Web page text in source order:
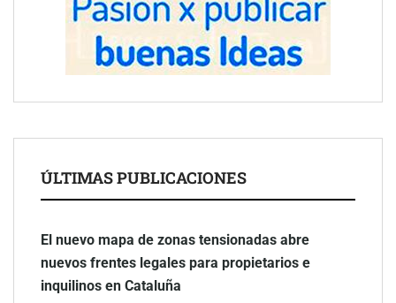
ÚLTIMAS PUBLICACIONES
El nuevo mapa de zonas tensionadas abre
nuevos frentes legales para propietarios e
inquilinos en Cataluña